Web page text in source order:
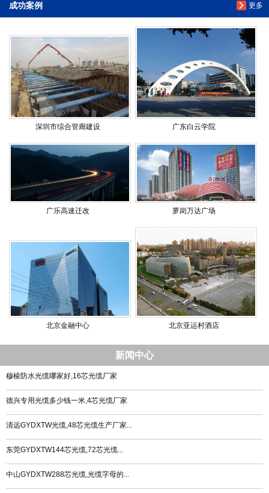
更多
成功案例
深圳市综合管廊建设 广东白云学院
广乐高速迁改 萝岗万达广场
北京金融中心 北京亚运村酒店
新闻中心
穆棱防水光缆哪家好,16芯光缆厂家
德兴专用光缆多少钱一米,4芯光缆厂家
清远GYDXTW光缆,48芯光缆生产厂家...
东莞GYDXTW144芯光缆,72芯光缆...
中山GYDXTW288芯光缆,光缆字母的...